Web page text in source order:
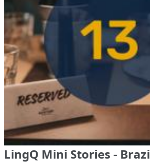
LingQ Mini Stories -